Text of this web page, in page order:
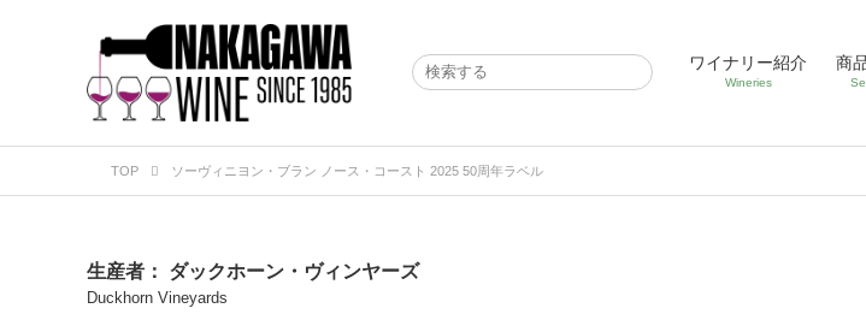
ワイナリー紹介
Wineries
商
TOP ソーヴィニヨン・ブラン ノース・コースト 2025 50周年ラベル
生産者： ダックホーン・ヴィンヤーズ
Duckhorn Vineyards